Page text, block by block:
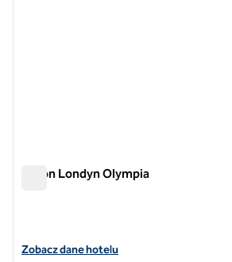
Hilton Londyn Olympia
Zobacz szczegóły hotelu Hilton London
Zobacz dane hotelu